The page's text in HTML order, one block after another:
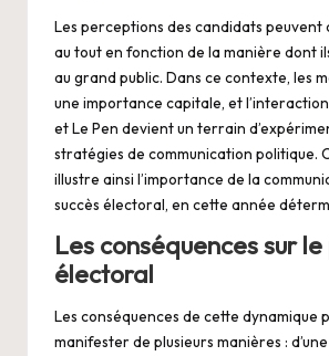
Les perceptions des candidats peuvent
au tout en fonction de la manière dont
au grand public. Dans ce contexte, les
une importance capitale, et
et Le Pen devient un terrain
stratégies de communication politique.
illustre ainsi l’importance de la
succès électoral, en cette année
Les conséquences sur
électoral
Les conséquences de cette dynamique
manifester de plusieurs manières :